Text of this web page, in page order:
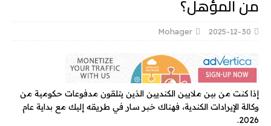
من المؤهل؟
2025-12-30
Mohager
إذا كنت من بين ملايين الكنديين الذين يتلقون مدفوعات حكومية من
وكالة الإيرادات الكندية، فهناك خبر سار في طريقه إليك مع بداية عام
2026.